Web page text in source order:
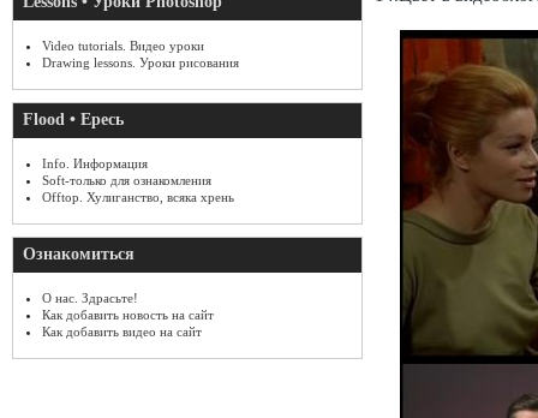
Video tutorials. Видео уроки
Drawing lessons. Уроки рисования
Flood • Ересь
Info. Информация
Soft-только для ознакомления
Offtop. Хулиганство, всяка хрень
Ознакомиться
О нас. Здрасьте!
Как добавить новость на сайт
Как добавить видео на сайт